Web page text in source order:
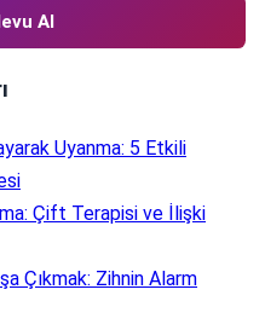
Al
Uyanma: 5 Etkili
Çift Terapisi ve İlişki
Çıkmak: Zihnin Alarm